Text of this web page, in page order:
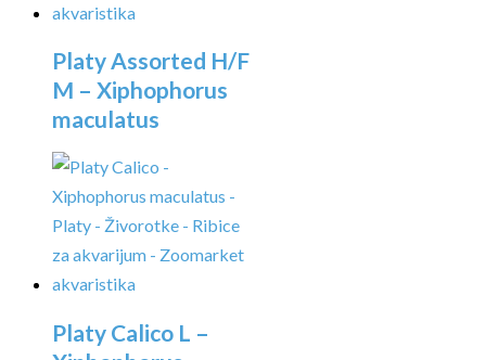
Platy Assorted H/F
M – Xiphophorus
maculatus
Platy Calico L –